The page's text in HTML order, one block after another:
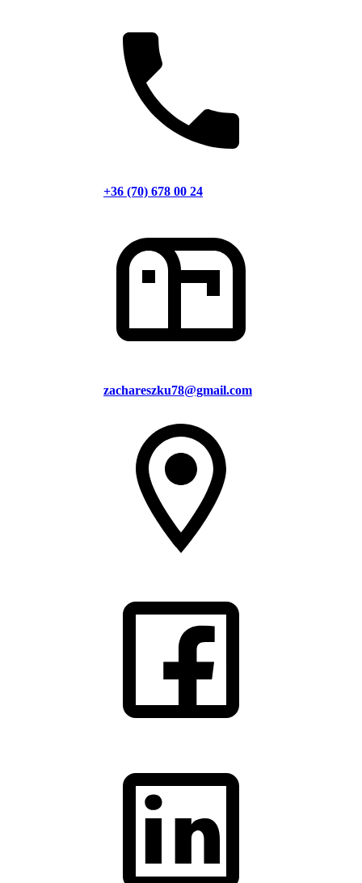
+36 (70) 678 00 24
zachareszku78@gmail.com